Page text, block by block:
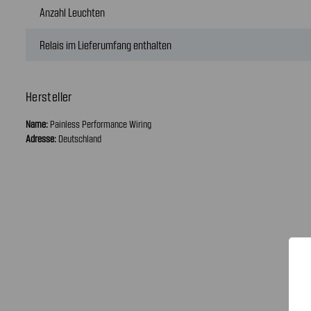
Anzahl Leuchten
Relais im Lieferumfang enthalten
Hersteller
Name: Painless Performance Wiring
Adresse: Deutschland